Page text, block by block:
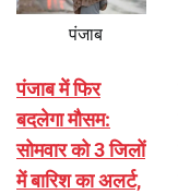
पंजाब
पंजाब में फिर
बदलेगा मौसम:
सोमवार को 3 जिलों
में बारिश का अलर्ट,